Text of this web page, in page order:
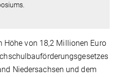
Höhe von 18,2 Millionen Euro
Niedersachsen und dem